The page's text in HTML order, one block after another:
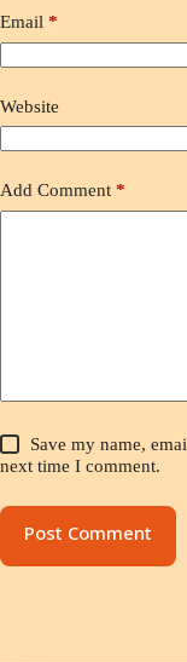
Email *
Website
Add Comment *
Save my name,
next time I comment.
Post Comment